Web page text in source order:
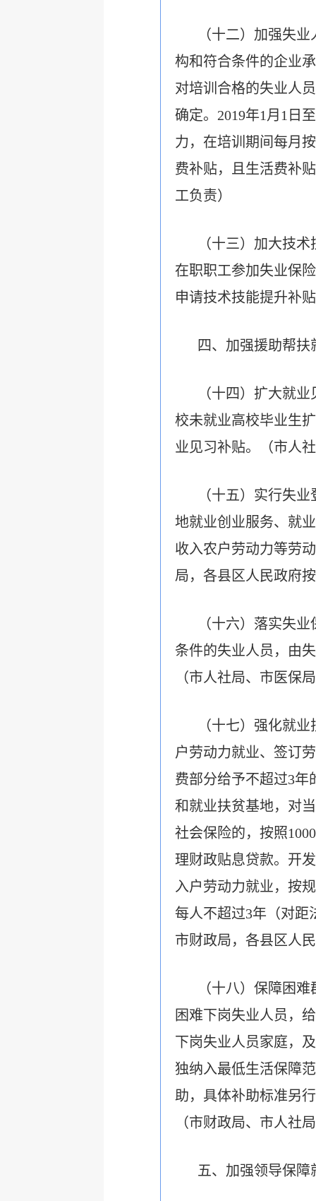
（十二）加强失
构和符合条件的企业
对培训合格的失业人
确定。2019年1月1日
力，在培训期间每月
费补贴，且生活费补
工负责）
（十三）加大技
在职职工参加失业保
申请技术技能提升补
四、加强援助帮扶
（十四）扩大就
校未就业高校毕业生
业见习补贴。（市人
（十五）实行失
地就业创业服务、就
收入农户劳动力等劳
局，各县区人民政府
（十六）落实失
条件的失业人员，由
（市人社局、市医保
（十七）强化就
户劳动力就业、签订
费部分给予不超过3年
和就业扶贫基地，对
社会保险的，按照
理财政贴息贷款。开
入户劳动力就业，按
每人不超过3年（对距
市财政局，各县区人
（十八）保障困
困难下岗失业人员，
下岗失业人员家庭，
独纳入最低生活保障
助，具体补助标准另
（市财政局、市人社
五、加强领导保障